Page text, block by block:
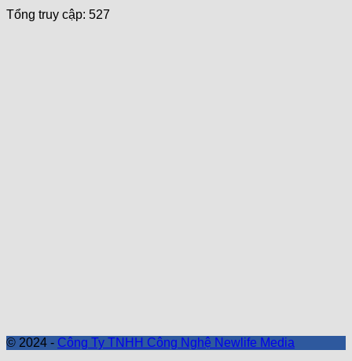
Tổng truy cập: 527
© 2024 - Công Ty TNHH Công Nghệ Newlife Media